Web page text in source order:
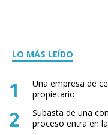
LO MÁS LEÍDO
1
Una empresa de
propietario
2
Subasta de una
proceso entra en